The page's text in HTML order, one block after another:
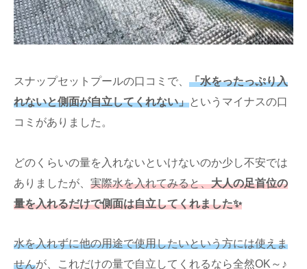
スナップセットプールの口コミで、 「水をったっぷり入
れないと側面が自立してくれない」というマイナスの口
コミがありました。
どのくらいの量を入れないといけないのか少し不安では
ありましたが、 実際水を入れてみると、大人の足首位の
量を入れるだけで側面は自立してくれました✨
水を入れずに他の用途で使用したいという方には使えま
せんが、これだけの量で自立してくれるなら全然OK～♪